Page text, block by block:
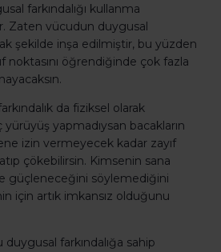
farkındalığı kullanma
Zaten vücudun duygusal
şekilde inşa edilmiştir, bu yüzden
noktasını öğrendiğinde çok fazla
da fiziksel olarak
yapmadıysan bacakların
izin vermeyecek kadar zayıf
çökebilirsin. Kimsenin sana
güçleneceğini söylemediğini
için artık imkansız olduğunu
farkındalığa sahip